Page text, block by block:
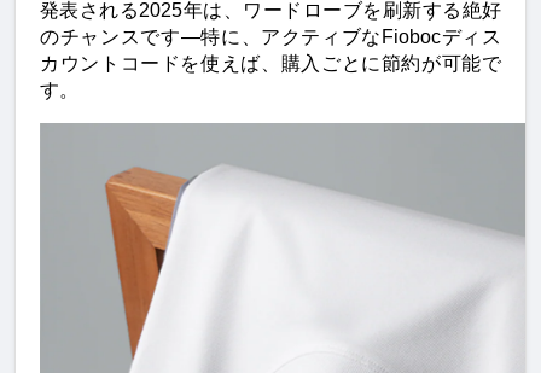
発表される2025年は、ワードローブを刷新する絶好
のチャンスです—特に、アクティブなFiobocディス
カウントコードを使えば、購入ごとに節約が可能で
す。